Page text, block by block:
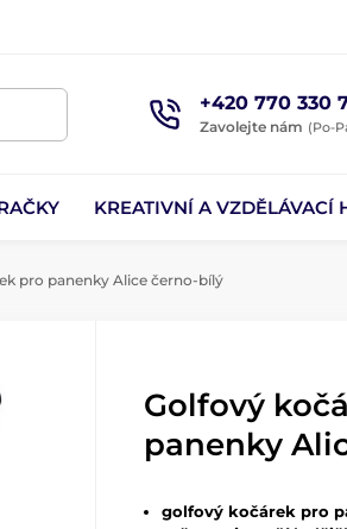
+420 770 330
Zavolejte nám (Po-
KREATIVNÍ A VZDĚLÁVACÍ
pro panenky Alice černo-bílý
Golfový
panenky
golfový kočárek pro